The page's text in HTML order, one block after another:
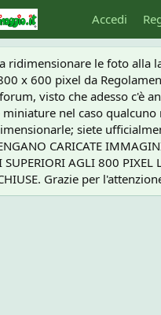
Accedi
ridimensionare le foto alla
x 600 pixel da
visto che adesso c'è
nel caso qualcuno
siete
CARICATE
AGLI 800 PIXEL
Grazie per